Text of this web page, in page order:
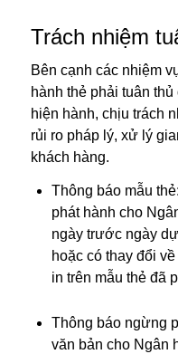
Trách nhiệm
Bên cạnh các nhiệm
hành thẻ phải tuân
hiện hành, chịu trách
rủi ro pháp lý, xử lý
khách hàng.
Thông báo mẫu
phát hành cho
ngày trước ngày
hoặc có thay đổi
in trên mẫu thẻ đã
Thông báo ngừng
văn bản cho Ngân